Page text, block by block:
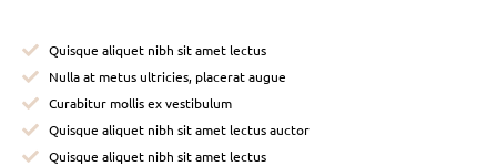
Quisque aliquet nibh sit amet lectus
Nulla at metus ultricies, placerat augue
Curabitur mollis ex vestibulum
Quisque aliquet nibh sit amet lectus auctor
Quisque aliquet nibh sit amet lectus